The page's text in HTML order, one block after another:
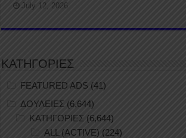
July 12, 2026
ΚΑΤΗΓΟΡΙΕΣ
FEATURED ADS (41)
ΔΟΥΛΕΙΕΣ (6,644)
ΚΑΤΗΓΟΡΙΕΣ (6,644)
ALL (ACTIVE) (224)